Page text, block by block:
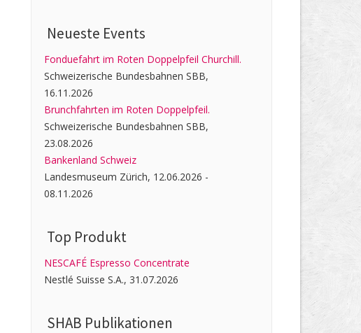
Neueste Events
Fonduefahrt im Roten Doppelpfeil Churchill.
Schweizerische Bundesbahnen SBB,
16.11.2026
Brunchfahrten im Roten Doppelpfeil.
Schweizerische Bundesbahnen SBB,
23.08.2026
Bankenland Schweiz
Landesmuseum Zürich, 12.06.2026 -
08.11.2026
Top Produkt
NESCAFÉ Espresso Concentrate
Nestlé Suisse S.A., 31.07.2026
SHAB Publi­kati­onen